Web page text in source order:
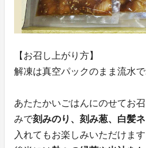
【お召し上がり方】
解凍は真空パックのまま流水で
あたたかいごはんにのせてお
みで刻みのり、刻み葱、白髪
入れてもお楽しみいただけます